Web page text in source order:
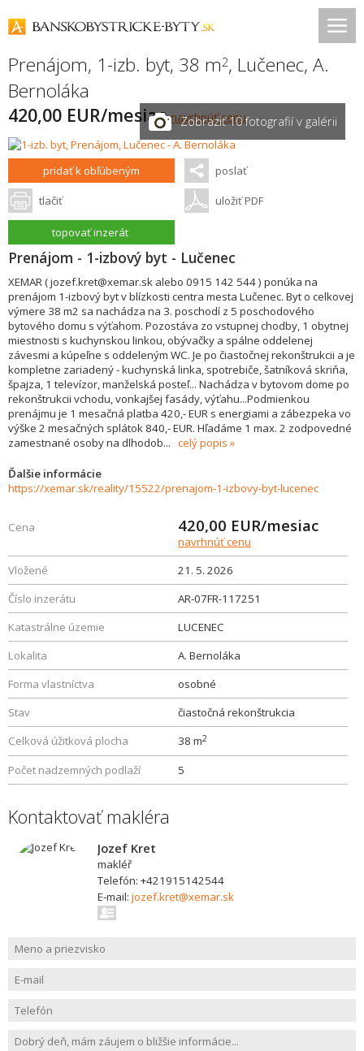
Prenájom, 1-izb. byt, 38 m2, Lučenec, A.
Bernoláka
420,00 EUR/mesiacnavrhnúť cenu
Zobraziť 10 fotografií v galérii
pridať k obľúbeným poslať
tlačiť uložiť PDF
topovať inzerát
Prenájom - 1-izbový byt - Lučenec
XEMAR ( jozef.kret@xemar.sk alebo 0915 142 544 ) ponúka na
prenájom 1-izbový byt v blízkosti centra mesta Lučenec. Byt o celkovej
výmere 38 m2 sa nachádza na 3. poschodí z 5 poschodového
bytového domu s výťahom. Pozostáva zo vstupnej chodby, 1 obytnej
miestnosti s kuchynskou linkou, obývačky a spálne oddelenej
závesmi a kúpeľne s oddeleným WC. Je po čiastočnej rekonštrukcii a je
kompletne zariadený - kuchynská linka, spotrebiče, šatníková skriňa,
špajza, 1 televízor, manželská posteľ... Nachádza v bytovom dome po
rekonštrukcii vchodu, vonkajšej fasády, výťahu...Podmienkou
prenájmu je 1 mesačná platba 420,- EUR s energiami a zábezpeka vo
výške 2 mesačných splátok 840,- EUR. Hľadáme 1 max. 2 zodpovedné
zamestnané osoby na dlhodob... celý popis
Ďalšie informácie
https://xemar.sk/reality/15522/prenajom-1-izbovy-byt-lucenec
Cena 420,00 EUR/mesiac
navrhnúť cenu
Vložené
21. 5. 2026
Číslo inzerátu
AR-07FR-117251
Katastrálne územie
LUCENEC
Lokalita
A. Bernoláka
Forma vlastníctva
osobné
Stav
čiastočná rekonštrukcia
Celková úžitková plocha
38 m2
Počet nadzemných podlaží 5
Kontaktovať makléra
Jozef Kret
makléř
Telefón: +421915142544
E-mail: jozef.kret@xemar.sk